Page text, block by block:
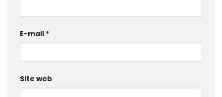
E-mail *
Site web